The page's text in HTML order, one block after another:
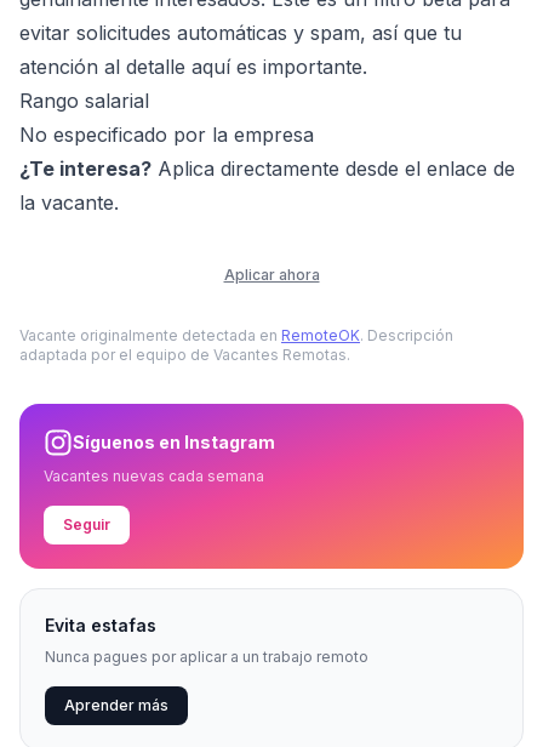
evitar solicitudes automáticas y spam, así que tu
atención al detalle aquí es importante.
Rango salarial
No especificado por la empresa
¿Te interesa? Aplica directamente desde el enlace de
la vacante.
Aplicar ahora
Vacante originalmente detectada en RemoteOK. Descripción
adaptada por el equipo de Vacantes Remotas.
Síguenos en Instagram
Vacantes nuevas cada semana
Seguir
Evita estafas
Nunca pagues por aplicar a un trabajo remoto
Aprender más